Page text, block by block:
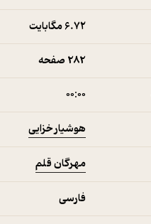
6.۷۲ مگابایت
282 صفحه
۰۰:۰۰
هوشیار خزایی
مهرگان قلم
فارسی